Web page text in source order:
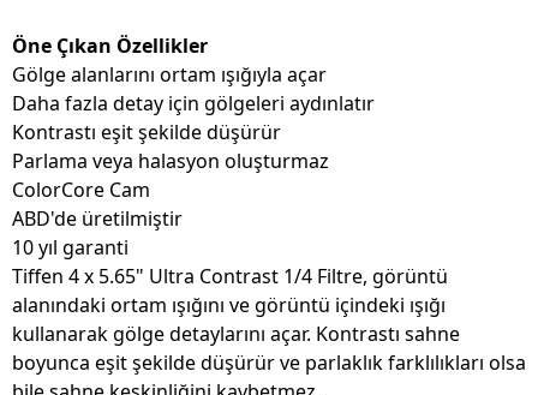
Öne Çıkan Özellikler
Gölge alanlarını ortam ışığıyla açar
Daha fazla detay için gölgeleri aydınlatır
Kontrastı eşit şekilde düşürür
Parlama veya halasyon oluşturmaz
ColorCore Cam
ABD'de üretilmiştir
10 yıl garanti
Tiffen 4 x 5.65" Ultra Contrast 1/4 Filtre, görüntü
alanındaki ortam ışığını ve görüntü içindeki ışığı
kullanarak gölge detaylarını açar. Kontrastı sahne
boyunca eşit şekilde düşürür ve parlaklık farklılıkları olsa